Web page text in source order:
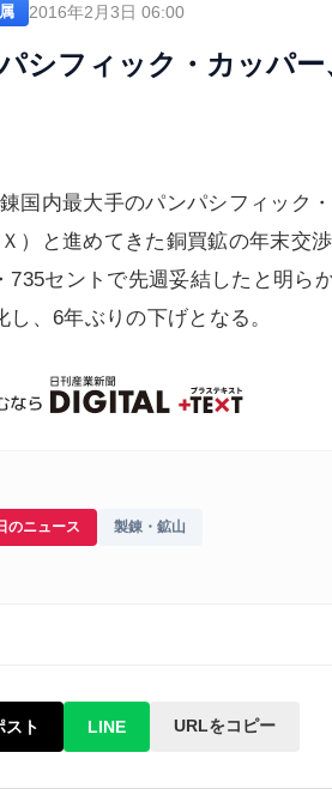
2016年2月3日 06:00
シフィック・カッパ
国内最大手のパンパシフィック
Ｘ）と進めてきた銅買鉱の年末交
735セントで先週妥結したと明ら
し、6年ぶりの下げとなる。
のニュース 製錬・鉱山
スト LINE URLをコピー